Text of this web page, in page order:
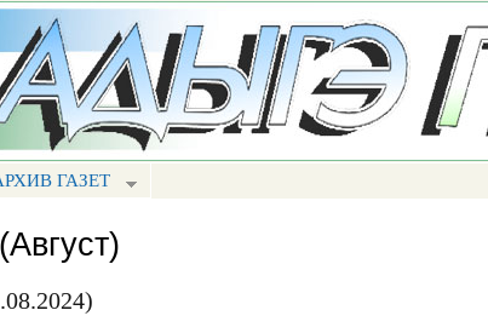
основному
содержанию
ГАЗЕТ